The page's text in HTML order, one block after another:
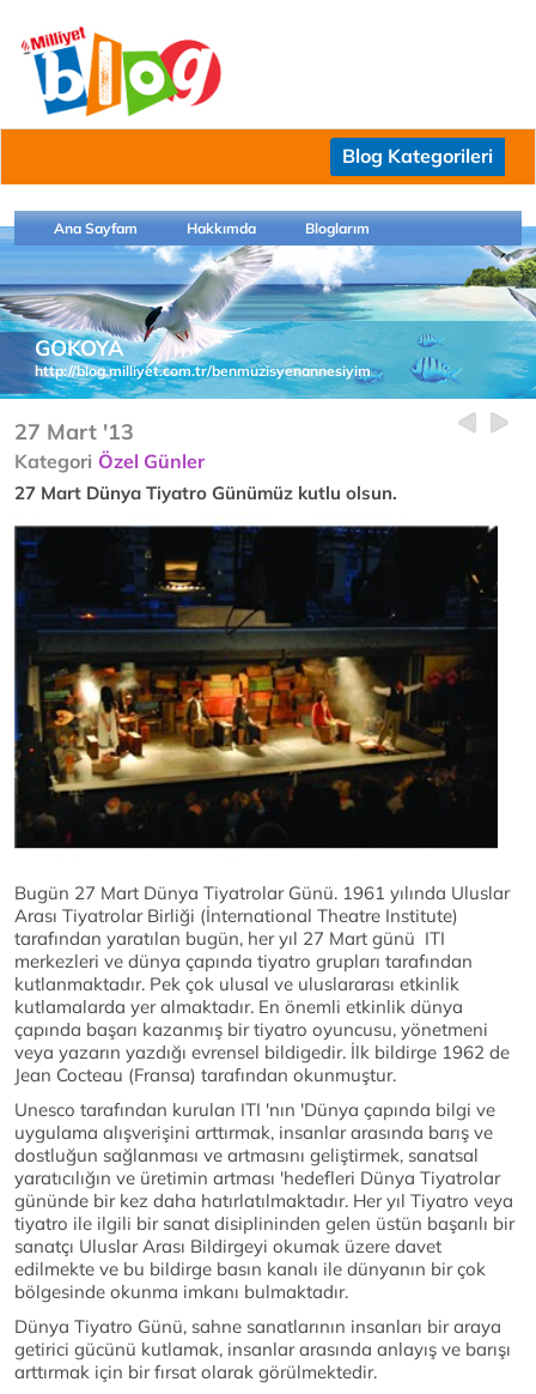
Blog Kategorileri
Ana Sayfam Hakkımda Bloglarım
GOKOYA
http://blog.milliyet.com.tr/benmuzisyenannesiyim
27 Mart '13
Kategori Özel Günler
27 Mart Dünya Tiyatro Günümüz kutlu olsun.
Bugün 27 Mart Dünya Tiyatrolar Günü. 1961 yılında Uluslar
Arası Tiyatrolar Birliği (İnternational Theatre Institute)
tarafından yaratılan bugün, her yıl 27 Mart günü ITI
merkezleri ve dünya çapında tiyatro grupları tarafından
kutlanmaktadır. Pek çok ulusal ve uluslararası etkinlik
kutlamalarda yer almaktadır. En önemli etkinlik dünya
çapında başarı kazanmış bir tiyatro oyuncusu, yönetmeni
veya yazarın yazdığı evrensel bildigedir. İlk bildirge 1962 de
Jean Cocteau (Fransa) tarafından okunmuştur.
Unesco tarafından kurulan ITI 'nın 'Dünya çapında bilgi ve
uygulama alışverişini arttırmak, insanlar arasında barış ve
dostluğun sağlanması ve artmasını geliştirmek, sanatsal
yaratıcılığın ve üretimin artması 'hedefleri Dünya Tiyatrolar
gününde bir kez daha hatırlatılmaktadır. Her yıl Tiyatro veya
tiyatro ile ilgili bir sanat disiplininden gelen üstün başarılı bir
sanatçı Uluslar Arası Bildirgeyi okumak üzere davet
edilmekte ve bu bildirge basın kanalı ile dünyanın bir çok
bölgesinde okunma imkanı bulmaktadır.
Dünya Tiyatro Günü, sahne sanatlarının insanları bir araya
getirici gücünü kutlamak, insanlar arasında anlayış ve barışı
arttırmak için bir fırsat olarak görülmektedir.